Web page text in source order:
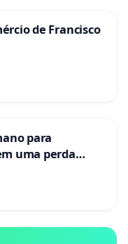
de Francisco
para
uma perda